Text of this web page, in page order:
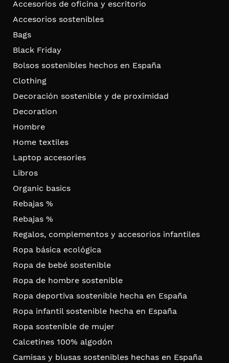
Accesorios de oficina y escritorio
Accesorios sostenibles
Bags
Black Friday
Bolsos sostenibles hechos en España
Clothing
Decoración sostenible y de proximidad
Decoration
Hombre
Home textiles
Laptop accesories
Libros
Organic basics
Rebajas %
Rebajas %
Regalos, complementos y accesorios infantiles
Ropa básica ecológica
Ropa de bebé sostenible
Ropa de hombre sostenible
Ropa deportiva sostenible hecha en España
Ropa infantil sostenible hecha en España
Ropa sostenible de mujer
Calcetines 100% algodón
Camisas y blusas sostenibles hechas en España